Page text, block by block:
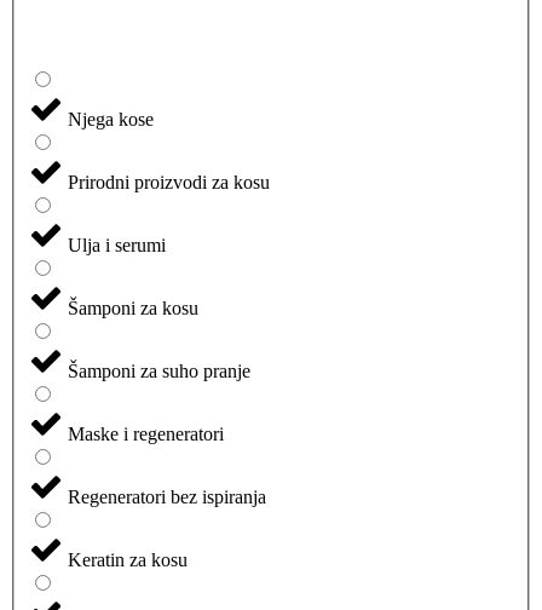
Njega kose
Prirodni proizvodi za kosu
Ulja i serumi
Šamponi za kosu
Šamponi za suho pranje
Maske i regeneratori
Regeneratori bez ispiranja
Keratin za kosu